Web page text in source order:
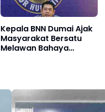
Kepala BNN Dumai Ajak
Masyarakat Bersatu
Melawan Bahaya